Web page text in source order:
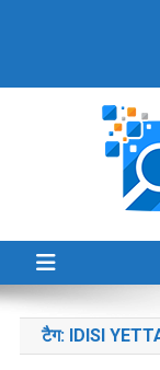
टैग: IDISI